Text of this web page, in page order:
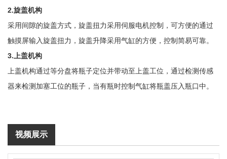
2.旋盖机构
采用间隙的旋盖方式，旋盖扭力采用伺服电机控制，可方便的通过
触摸屏输入旋盖扭力，旋盖升降采用气缸的方便，控制简易可靠。
3.上盖机构
上盖机构通过等分盘将瓶子定位并带动至上盖工位，通过检测传感
器来检测加塞工位的瓶子，当有瓶时控制气缸将瓶盖压入瓶口中。
视频展示